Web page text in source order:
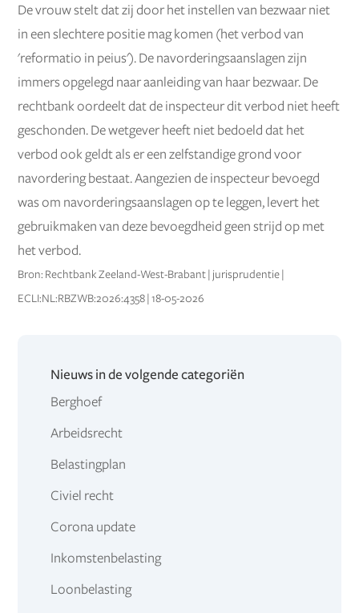
De vrouw stelt dat zij door het instellen van bezwaar niet
in een slechtere positie mag komen (het verbod van
'reformatio in peius'). De navorderingsaanslagen zijn
immers opgelegd naar aanleiding van haar bezwaar. De
rechtbank oordeelt dat de inspecteur dit verbod niet heeft
geschonden. De wetgever heeft niet bedoeld dat het
verbod ook geldt als er een zelfstandige grond voor
navordering bestaat. Aangezien de inspecteur bevoegd
was om navorderingsaanslagen op te leggen, levert het
gebruikmaken van deze bevoegdheid geen strijd op met
het verbod.
Bron: Rechtbank Zeeland-West-Brabant | jurisprudentie |
ECLI:NL:RBZWB:2026:4358 | 18-05-2026
Nieuws in de volgende categoriën
Berghoef
Arbeidsrecht
Belastingplan
Civiel recht
Corona update
Inkomstenbelasting
Loonbelasting